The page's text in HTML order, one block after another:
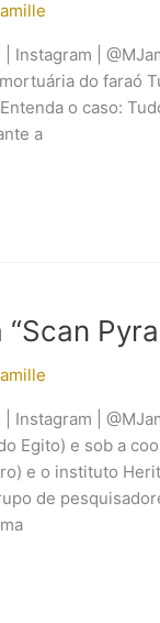
Instagram |
do faraó
o caso:
a
| Instagram |
Egito) e sob a
e o instituto
de